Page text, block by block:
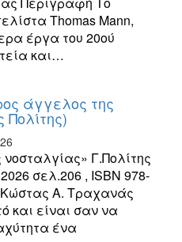
Thomas Mann,
έργα του 20ού
και…
άγγελος της
Γ.Πολίτης
σελ.206 , ISBN 978-
Κώστας Α. Τραχανάς
και είναι σαν να
ένα